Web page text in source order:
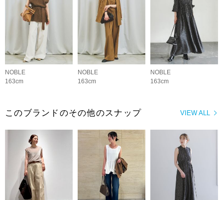
NOBLE
163cm
NOBLE
163cm
NOBLE
163cm
VIEW ALL
このブランドのその他のスナップ